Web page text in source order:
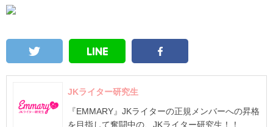
JKライター研究生
『EMMARY』JKライターの正規メンバーへの昇格
を目指して奮闘中の、JKライター研究生！！